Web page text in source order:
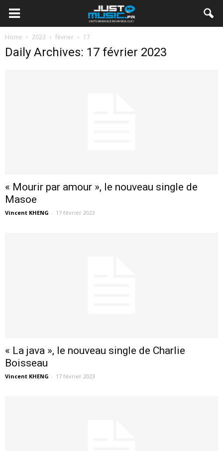
Home 2023 février 17
Daily Archives: 17 février 2023
« Mourir par amour », le nouveau single de
Masoe
Vincent KHENG - 17 février 2023
« La java », le nouveau single de Charlie
Boisseau
Vincent KHENG - 17 février 2023